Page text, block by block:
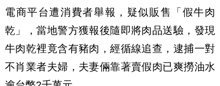
電商平台遭消費者舉報，疑似販售「假牛肉
乾」，當地警方獲報後隨即將肉品送驗，發現
牛肉乾裡竟含有豬肉，經循線追查，逮捕一對
不肖業者夫婦，夫妻倆靠著賣假肉已爽撈油水